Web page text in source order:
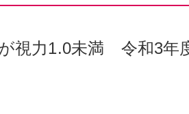
視力1.0未満 令和3年